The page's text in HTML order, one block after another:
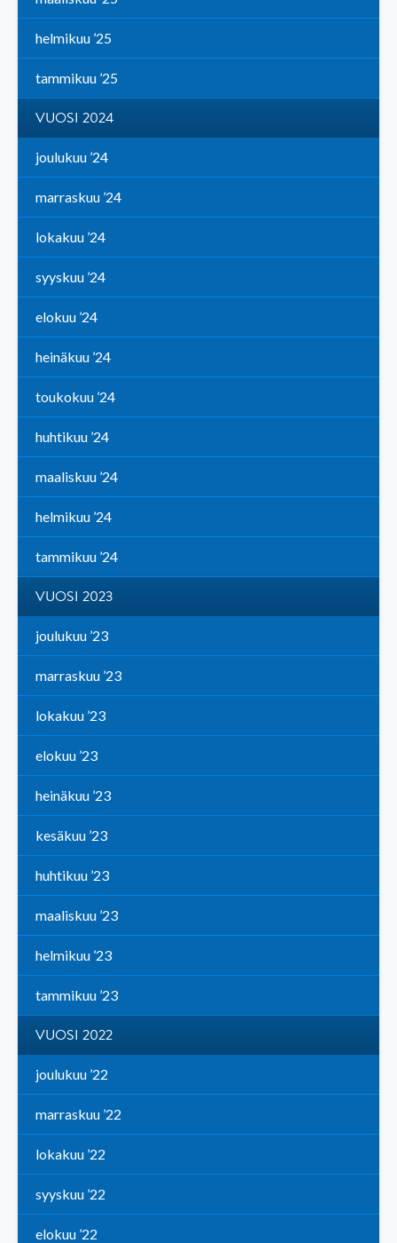
helmikuu ’25
tammikuu ’25
VUOSI 2024
joulukuu ’24
marraskuu ’24
lokakuu ’24
syyskuu ’24
elokuu ’24
heinäkuu ’24
toukokuu ’24
huhtikuu ’24
maaliskuu ’24
helmikuu ’24
tammikuu ’24
VUOSI 2023
joulukuu ’23
marraskuu ’23
lokakuu ’23
elokuu ’23
heinäkuu ’23
kesäkuu ’23
huhtikuu ’23
maaliskuu ’23
helmikuu ’23
tammikuu ’23
VUOSI 2022
joulukuu ’22
marraskuu ’22
lokakuu ’22
syyskuu ’22
elokuu ’22